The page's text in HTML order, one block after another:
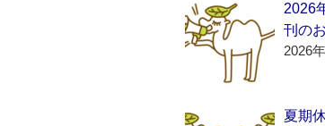
2026
刊の
2026
夏期